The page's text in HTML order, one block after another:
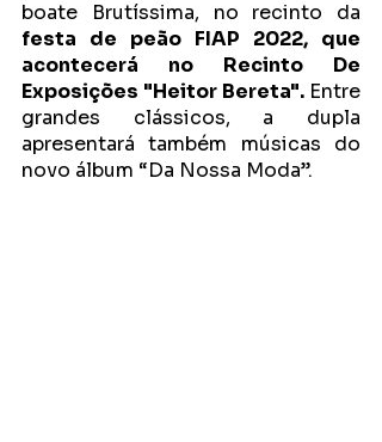
festa de peão FIAP 2022, que
acontecerá no Recinto De
Exposições "Heitor Bereta". Entre
grandes clássicos, a dupla
apresentará também músicas do
novo álbum “Da Nossa Moda”.